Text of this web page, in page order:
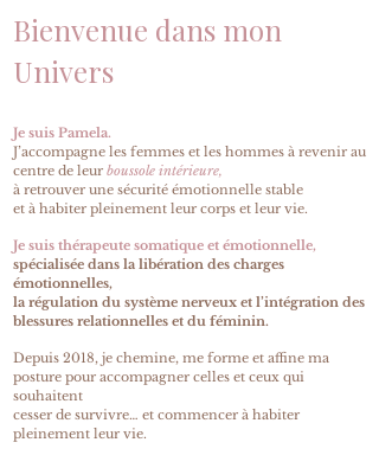
Bienvenue dans mon
Univers
Je suis Pamela.
J’accompagne les femmes et les hommes à revenir au
centre de leur boussole intérieure,
à retrouver une sécurité émotionnelle stable
et à habiter pleinement leur corps et leur vie.
Je suis thérapeute somatique et émotionnelle,
spécialisée dans la libération des charges
émotionnelles,
la régulation du système nerveux et l’intégration des
blessures relationnelles et du féminin.
Depuis 2018, je chemine, me forme et affine ma
posture pour accompagner celles et ceux qui
souhaitent
cesser de survivre… et commencer à habiter
pleinement leur vie.